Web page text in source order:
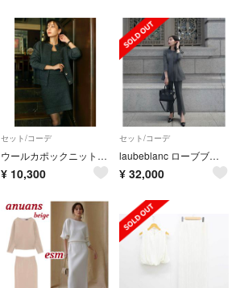
セット/コーデ
ウールカポックニットセット anuans
¥ 10,300
セット/コーデ
laubeblanc ローブブラン セットアップ グレー
¥ 32,000